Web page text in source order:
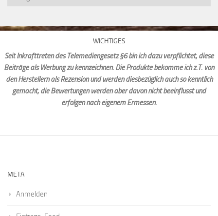
WICHTIGES
Seit Inkrafttreten des Telemediengesetz §6 bin ich dazu verpflichtet, diese
Beiträge als Werbung zu kennzeichnen. Die Produkte bekomme ich z.T. von
den Herstellern als Rezension und werden diesbezüglich auch so kenntlich
gemacht, die Bewertungen werden aber davon nicht beeinflusst und
erfolgen nach eigenem Ermessen.
META
Anmelden